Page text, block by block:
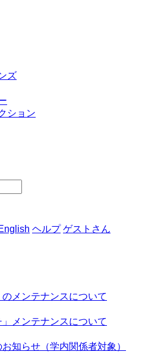
ズ
ション
ヘルプ ゲストさん
のメンテナンスについて
」メンテナンスについて
知らせ（学内関係者対象）